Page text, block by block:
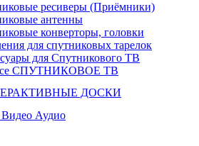
ресиверы (Приёмники)
антенны
конверторы, головки
для спутниковых тарелок
для Спутникового ТВ
СПУТНИКОВОЕ ТВ
ДОСКИ
Аудио